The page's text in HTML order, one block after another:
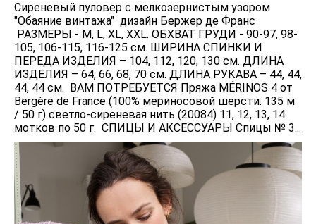
Сиреневый пуловер с мелкозернистым узором
"Обаяние винтажа" дизайн Бержер де Франс
РАЗМЕРЫ - M, L, XL, XXL. ОБХВАТ ГРУДИ - 90-97, 98-
105, 106-115, 116-125 см. ШИРИНА СПИНКИ И
ПЕРЕДА ИЗДЕЛИЯ – 104, 112, 120, 130 см. ДЛИНА
ИЗДЕЛИЯ – 64, 66, 68, 70 см. ДЛИНА РУКАВА – 44, 44,
44, 44 см. ВАМ ПОТРЕБУЕТСЯ Пряжа MÉRINOS 4 от
Bergère de France (100% мериносовой шерсти: 135 м
/ 50 г) светло-сиреневая нить (20084) 11, 12, 13, 14
мотков по 50 г. СПИЦЫ И АКСЕССУАРЫ Спицы № 3...